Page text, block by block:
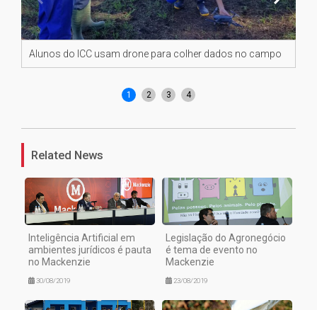
Alunos do ICC usam drone para colher dados no campo
1 2 3 4
Related News
Inteligência Artificial em
ambientes jurídicos é pauta
no Mackenzie
30/08/2019
Legislação do Agronegócio
é tema de evento no
Mackenzie
23/08/2019